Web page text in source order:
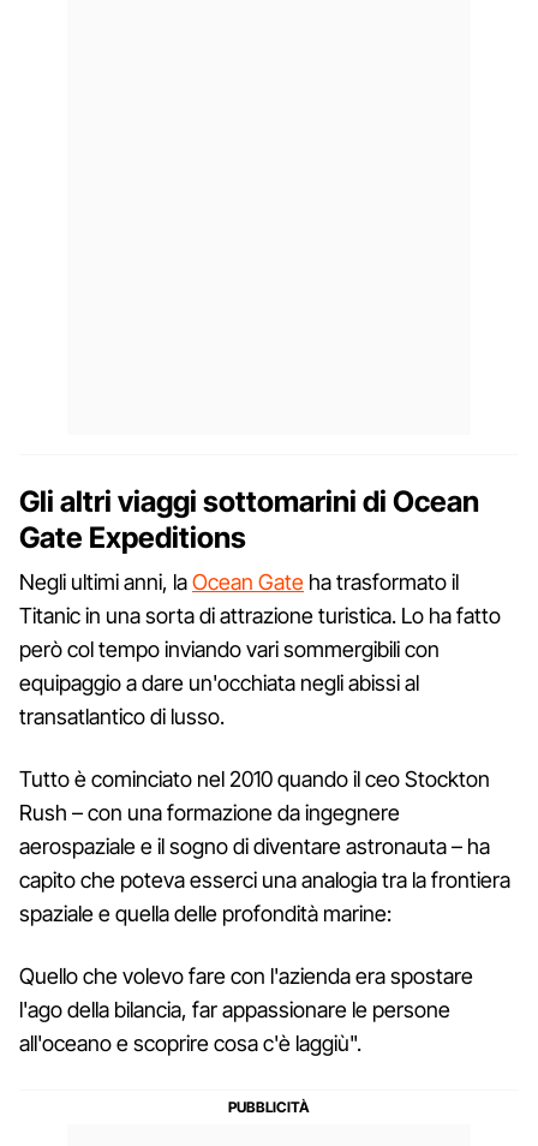
Gli altri viaggi sottomarini di Ocean
Gate Expeditions
Negli ultimi anni, laOcean Gate ha trasformato il
Titanic in una sorta di attrazione turistica. Lo ha fatto
però col tempo inviando vari sommergibili con
equipaggio a dare un'occhiata negli abissi al
transatlantico di lusso.
Tutto è cominciato nel 2010 quando il ceo Stockton
Rush – con una formazione da ingegnere
aerospaziale e il sogno di diventare astronauta – ha
capito che poteva esserci una analogia tra la frontiera
spaziale e quella delle profondità marine:
Quello che volevo fare con l'azienda era spostare
l'ago della bilancia, far appassionare le persone
all'oceano e scoprire cosa c'è laggiù".